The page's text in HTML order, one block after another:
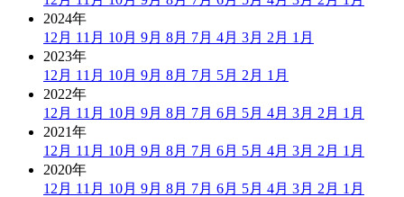
2024年
12月 11月 10月 9月 8月 7月 4月 3月 2月 1月
2023年
12月 11月 10月 9月 8月 7月 5月 2月 1月
2022年
12月 11月 10月 9月 8月 7月 6月 5月 4月 3月 2月 1月
2021年
12月 11月 10月 9月 8月 7月 6月 5月 4月 3月 2月 1月
2020年
12月 11月 10月 9月 8月 7月 6月 5月 4月 3月 2月 1月